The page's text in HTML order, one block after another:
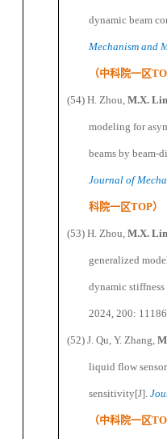
dynamic beam
Mechanism and
（中科院一区
(54) H. Zhou, M.X.
modeling for
beams by beam-
Journal of
科院一区TOP）
(53) H. Zhou, M.X.
generalized
dynamic
2024, 200:
(52) J. Qu, Y. Zhang,
liquid flow
sensitivity[J].
（中科院一区